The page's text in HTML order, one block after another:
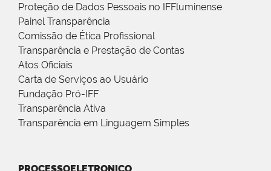
Proteção de Dados Pessoais no IFFluminense
Painel Transparência
Comissão de Ética Profissional
Transparência e Prestação de Contas
Atos Oficiais
Carta de Serviços ao Usuário
Fundação Pró-IFF
Transparência Ativa
Transparência em Linguagem Simples